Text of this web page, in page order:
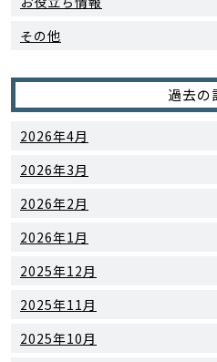
その他
過去の
2026年4月
2026年3月
2026年2月
2026年1月
2025年12月
2025年11月
2025年10月